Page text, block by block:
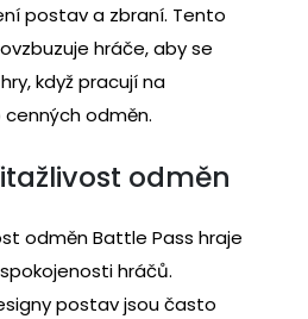
postav a zbraní. Tento
hráče, aby se
když pracují na
odměn.
odměn
odměn Battle Pass hraje
hráčů.
postav jsou často